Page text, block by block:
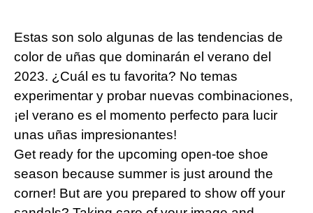
Estas son solo algunas de las tendencias de
color de uñas que dominarán el verano del
2023. ¿Cuál es tu favorita? No temas
experimentar y probar nuevas combinaciones,
¡el verano es el momento perfecto para lucir
unas uñas impresionantes!
Get ready for the upcoming open-toe shoe
season because summer is just around the
corner! But are you prepared to show off your